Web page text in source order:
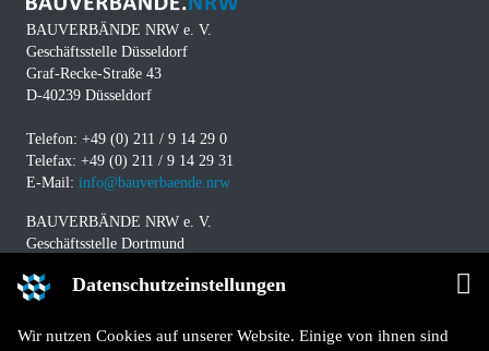
Datenschutzeinstellungen
Wir nutzen Cookies auf unserer Website. Einige von ihnen sind
BAUVERBÄNDE NRW e. V.
Geschäftsstelle Düsseldorf
Graf-Recke-Straße 43
D-40239 Düsseldorf
Telefon: +49 (0) 211 / 9 14 29 0
Telefax: +49 (0) 211 / 9 14 29 31
E-Mail: info@bauverbaende.nrw
BAUVERBÄNDE NRW e. V.
Geschäftsstelle Dortmund
D-44141 Dortmund
Telefon: +49 (0) 231 / 94 11 580